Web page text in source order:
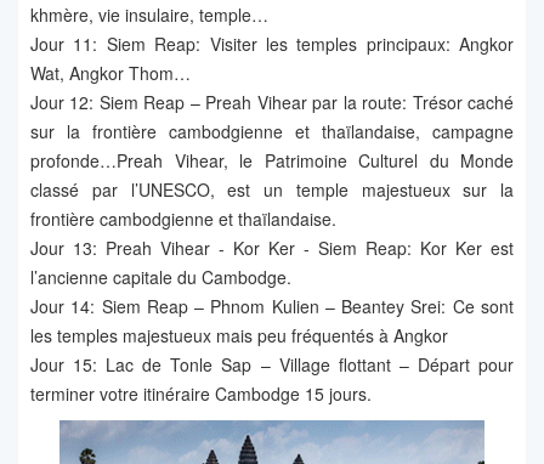
khmère, vie insulaire, temple…
Jour 11: Siem Reap: Visiter les temples principaux: Angkor
Wat, Angkor Thom…
Jour 12: Siem Reap – Preah Vihear par la route: Trésor caché
sur la frontière cambodgienne et thaïlandaise, campagne
profonde…Preah Vihear, le Patrimoine Culturel du Monde
classé par l’UNESCO, est un temple majestueux sur la
frontière cambodgienne et thaïlandaise.
Jour 13: Preah Vihear - Kor Ker - Siem Reap: Kor Ker est
l’ancienne capitale du Cambodge.
Jour 14: Siem Reap – Phnom Kulien – Beantey Srei: Ce sont
les temples majestueux mais peu fréquentés à Angkor
Jour 15: Lac de Tonle Sap – Village flottant – Départ pour
terminer votre itinéraire Cambodge 15 jours.